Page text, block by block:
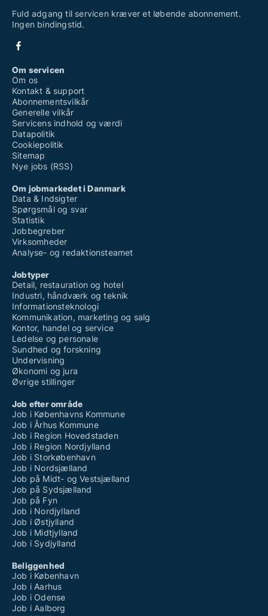
Fuld adgang til servicen kræver et løbende abonnement.
Ingen bindingstid.
Om servicen
Om os
Kontakt & support
Abonnementsvilkår
Generelle vilkår
Servicens indhold og værdi
Datapolitik
Cookiepolitik
Sitemap
Nye jobs (RSS)
Om jobmarkedet i Danmark
Data & Indsigter
Spørgsmål og svar
Statistik
Jobbegreber
Virksomheder
Analyse- og redaktionsteamet
Jobtyper
Detail, restauration og hotel
Industri, håndværk og teknik
Informationsteknologi
Kommunikation, marketing og salg
Kontor, handel og service
Ledelse og personale
Sundhed og forskning
Undervisning
Økonomi og jura
Øvrige stillinger
Job efter område
Job i Københavns Kommune
Job i Århus Kommune
Job i Region Hovedstaden
Job i Region Nordjylland
Job i Storkøbenhavn
Job i Nordsjælland
Job på Midt- og Vestsjælland
Job på Sydsjælland
Job på Fyn
Job i Nordjylland
Job i Østjylland
Job i Midtjylland
Job i Sydjylland
Beliggenhed
Job i København
Job i Aarhus
Job i Odense
Job i Aalborg